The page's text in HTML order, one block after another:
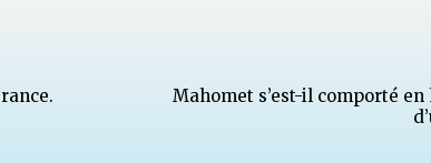
Mahomet s’est-il comporté en